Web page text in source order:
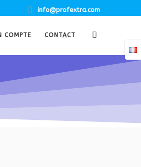
info@profextra.com
COMPTE CONTACT